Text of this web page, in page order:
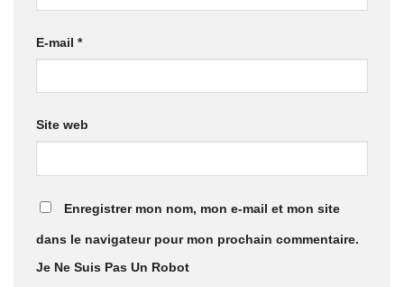
E-mail *
Site web
Enregistrer mon nom, mon e-mail et mon site
dans le navigateur pour mon prochain commentaire.
Je Ne Suis Pas Un Robot